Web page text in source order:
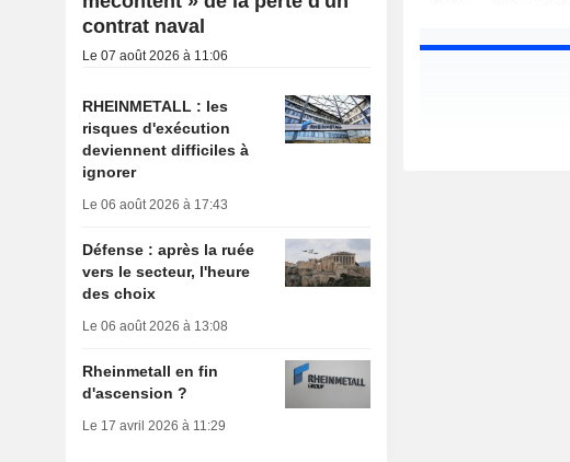
contrat naval
Le 07 août 2026 à 11:06
RHEINMETALL : les
risques d'exécution
deviennent difficiles à
ignorer
Le 06 août 2026 à 17:43
Défense : après la ruée
vers le secteur, l'heure
des choix
Le 06 août 2026 à 13:08
Rheinmetall en fin
d'ascension ?
Le 17 avril 2026 à 11:29